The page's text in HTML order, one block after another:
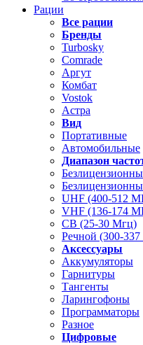
Рации
Все рации
Бренды
Turbosky
Comrade
Аргут
Комбат
Vostok
Астра
Вид
Портативные
Автомобильные
Диапазон
UHF (400-512
VHF (136-174
CB (25-30 Мгц)
Речной (300-
Аксессуары
Аккумуляторы
Гарнитуры
Тангенты
Ларингофоны
Программаторы
Разное
Цифровые